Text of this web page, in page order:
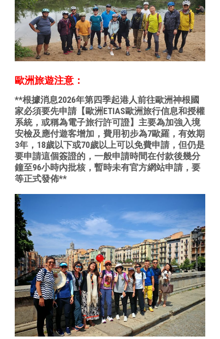
歐洲旅遊注意：
**根據消息2026年第四季起港人前往歐洲神根國
家必須要先申請【歐洲ETIAS歐洲旅行信息和授權
系統，或稱為電子旅行許可證】 主要為加強入境
安檢及應付遊客增加，費用初步為7歐羅， 有效期
3年，18歲以下或70歲以上可以免費申請， 但仍是
要申請這個簽證的， 一般申請時間在付款後幾分
鐘至96小時內批核， 暫時未有官方網站申請，要
等正式發佈**